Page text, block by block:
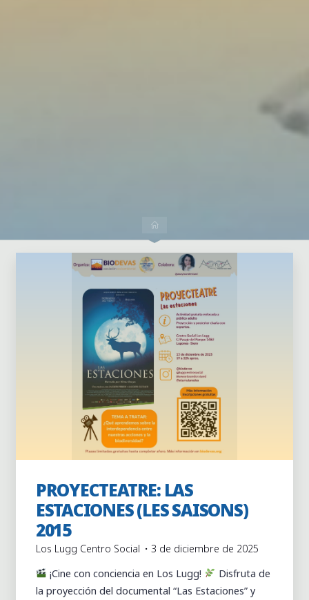
Actividades Actividades puntuales
PROYECTEATRE: LAS
ESTACIONES (LES SAISONS)
2015
Los Lugg Centro Social
3 de diciembre de 2025
¡Cine con conciencia en Los Lugg!
Disfruta de
la proyección del documental “Las Estaciones” y